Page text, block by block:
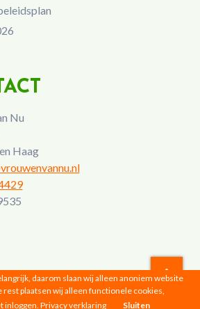
Nu
Haag
Nu © 2026 |Privacyverklaring
daarom slaan wij alleen anoniem website
rest plaatsen wij alleen functionele cookies,
inloggen. Privacy verklaring Sluiten